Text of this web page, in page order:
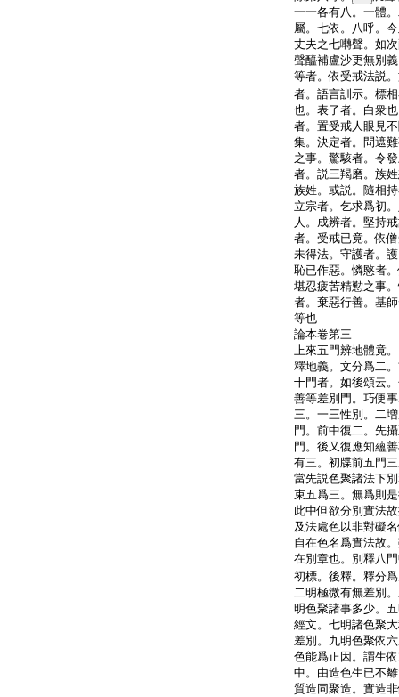
一一各有八。一體
屬。七依。八呼。
丈夫之七囀聲。如
聲醯補盧沙更無別
等者。依受戒法説
者。語言訓示。標
也。表了者。白衆
者。置受戒人眼見
集。決定者。問遮
之事。驚駭者。令
者。説三羯磨。族
族姓。或説。隨相
立宗者。乞求爲初
人。成辨者。堅持
者。受戒已竟。依
未得法。守護者。
恥已作惡。憐愍者
堪忍疲苦精懃之事
者。棄惡行善。基
等也
論本卷第三
上來五門辨地體竟
釋地義。文分爲二
十門者。如後頌云
善等差別門。巧便
三。一三性別。二
門。前中復二。先
門。後又復應知蘊
有三。初牒前五門
當先説色聚諸法下
束五爲三。無爲則
此中但欲分別實法
及法處色以非對礙
自在色名爲實法故
在別章也。別釋八
初標。後釋。釋分
二明極微有無差別
明色聚諸事多少。
經文。七明諸色聚
差別。九明色聚依
色能爲正因。謂生
中。由造色生已不
質造同聚造。實造